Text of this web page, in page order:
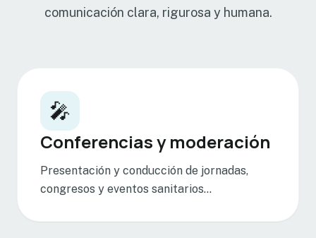
comunicación clara, rigurosa y humana.
🎤
Conferencias y moderación
Presentación y conducción de jornadas,
congresos y eventos sanitarios...